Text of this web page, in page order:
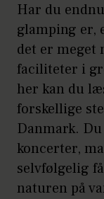
Har du
glamping er,
det er meget
faciliteter i
her kan du
forskellige
Danmark.
koncerter,
selvfølgelig
naturen på